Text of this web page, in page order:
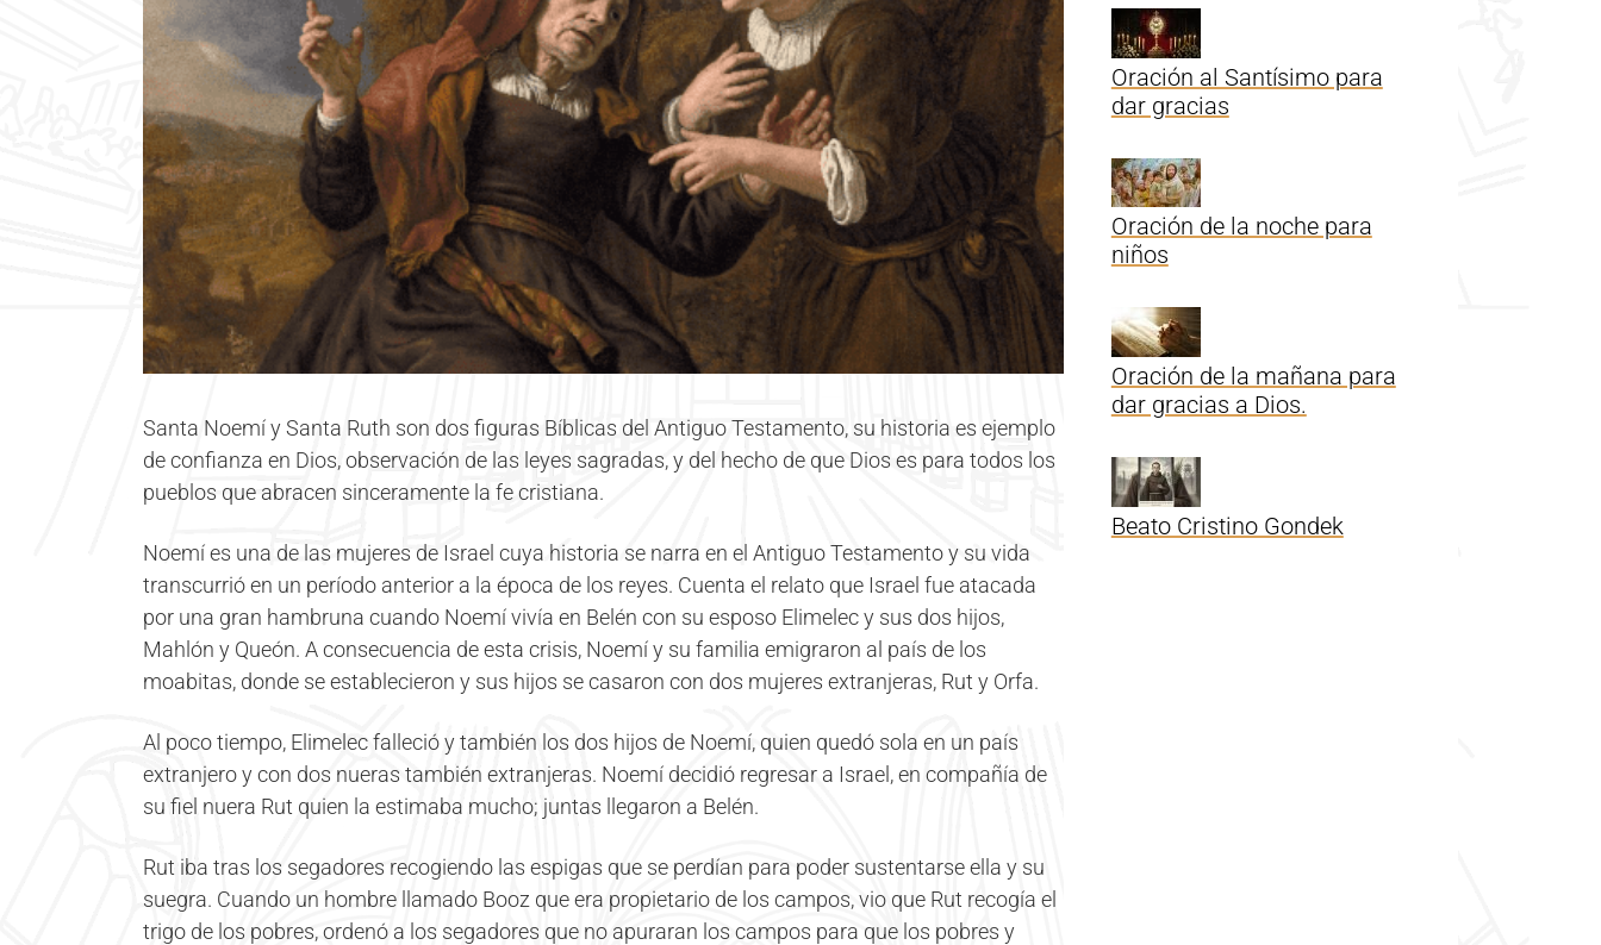
Santa Noemí y Santa Ruth son dos figuras Bíblicas del Antiguo Testamento, su historia es ejemplo
de confianza en Dios, observación de las leyes sagradas, y del hecho de que Dios es para todos los
pueblos que abracen sinceramente la fe cristiana.
Noemí es una de las mujeres de Israel cuya historia se narra en el Antiguo Testamento y su vida
transcurrió en un período anterior a la época de los reyes. Cuenta el relato que Israel fue atacada
por una gran hambruna cuando Noemí vivía en Belén con su esposo Elimelec y sus dos hijos,
Mahlón y Queón. A consecuencia de esta crisis, Noemí y su familia emigraron al país de los
moabitas, donde se establecieron y sus hijos se casaron con dos mujeres extranjeras, Rut y Orfa.
Al poco tiempo, Elimelec falleció y también los dos hijos de Noemí, quien quedó sola en un país
extranjero y con dos nueras también extranjeras. Noemí decidió regresar a Israel, en compañía de
su fiel nuera Rut quien la estimaba mucho; juntas llegaron a Belén.
Rut iba tras los segadores recogiendo las espigas que se perdían para poder sustentarse ella y su
suegra. Cuando un hombre llamado Booz que era propietario de los campos, vio que Rut recogía el
trigo de los pobres, ordenó a los segadores que no apuraran los campos para que los pobres y
Oración al Santísimo para
dar gracias
Oración de la noche para
niños
Oración de la mañana para
dar gracias a Dios.
Beato Cristino Gondek